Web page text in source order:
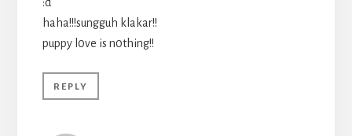
haha!!!sungguh klakar!!
puppy l0ve is n0thing!!
REPLY